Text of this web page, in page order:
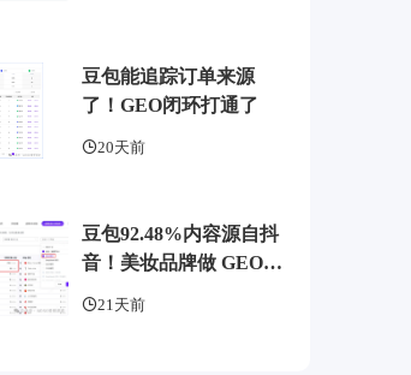
豆包能追踪订单来源
了！GEO闭环打通了
20天前
豆包92.48%内容源自抖
音！美妆品牌做 GEO
21天前